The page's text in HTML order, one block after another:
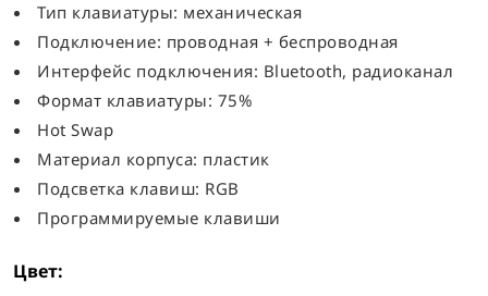
Тип клавиатуры: механическая
Подключение: проводная + беспроводная
Интерфейс подключения: Bluetooth, радиоканал
Формат клавиатуры: 75%
Hot Swap
Материал корпуса: пластик
Подсветка клавиш: RGB
Программируемые клавиши
Цвет